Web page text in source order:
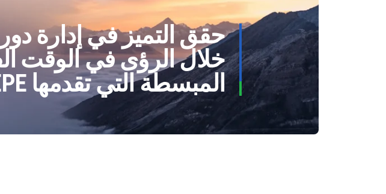
حقق التميز في إدارة
خلال الرؤى في الوقت
المبسطة التي تقدمها SAP EPE